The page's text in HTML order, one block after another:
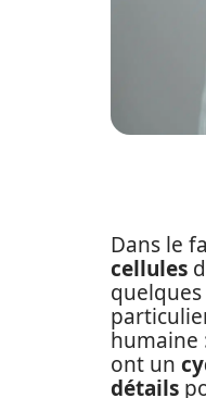
Dans le
cellules
humaine
ont un
détails